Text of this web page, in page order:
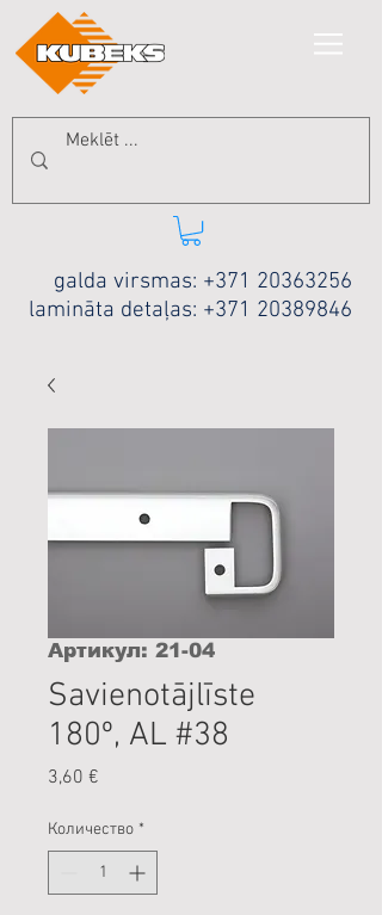
galda virsmas: +371 20363256
lamināta detaļas: +371 20389846
Артикул: 21-04
Savienotājlīste
180º, AL #38
3,60 €
Количество *